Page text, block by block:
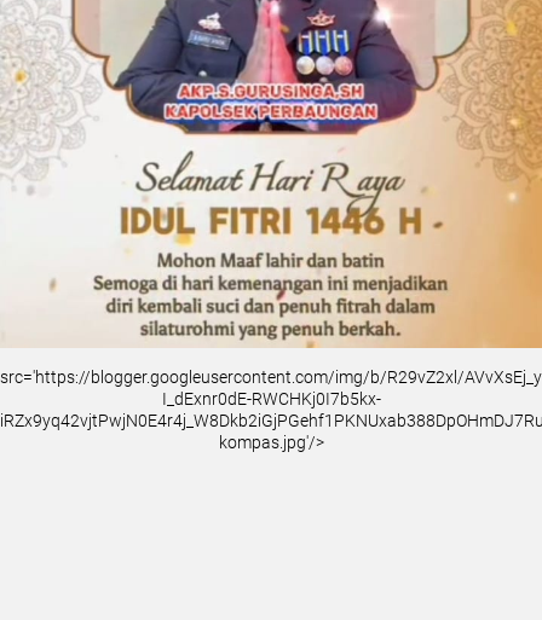
src='https://blogger.googleusercontent.com/img/b/R29vZ2xl/
I_dExnr0dE-RWCHKj0I7b5kx-
kompas.jpg'/>